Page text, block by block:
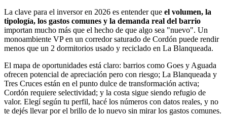
La clave para el inversor en 2026 es entender que el volumen, la
tipología, los gastos comunes y la demanda real del barrio
importan mucho más que el hecho de que algo sea "nuevo". Un
monoambiente VP en un corredor saturado de Cordón puede rendir
menos que un 2 dormitorios usado y reciclado en La Blanqueada.
El mapa de oportunidades está claro: barrios como Goes y Aguada
ofrecen potencial de apreciación pero con riesgo; La Blanqueada y
Tres Cruces están en el punto dulce de transformación activa;
Cordón requiere selectividad; y la costa sigue siendo refugio de
valor. Elegí según tu perfil, hacé los números con datos reales, y no
te dejés llevar por el brillo de lo nuevo sin mirar los gastos comunes.